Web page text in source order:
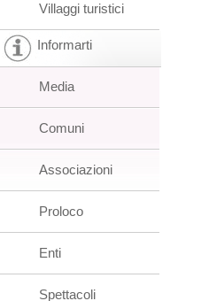
Villaggi turistici
Informarti
Media
Comuni
Associazioni
Proloco
Enti
Spettacoli